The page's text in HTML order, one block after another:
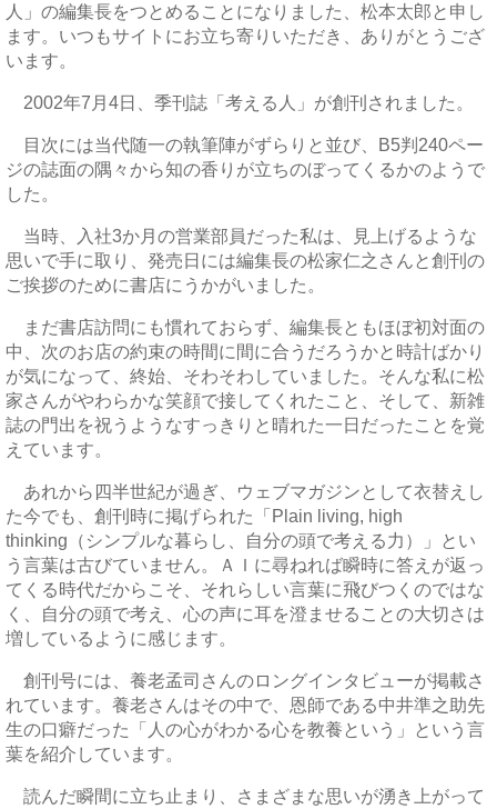
人」の編集長をつとめることになりました、松本太郎と申し
ます。いつもサイトにお立ち寄りいただき、ありがとうござ
います。
2002年7月4日、季刊誌「考える人」が創刊されました。
目次には当代随一の執筆陣がずらりと並び、B5判240ペー
ジの誌面の隅々から知の香りが立ちのぼってくるかのようで
した。
当時、入社3か月の営業部員だった私は、見上げるような
思いで手に取り、発売日には編集長の松家仁之さんと創刊の
ご挨拶のために書店にうかがいました。
まだ書店訪問にも慣れておらず、編集長ともほぼ初対面の
中、次のお店の約束の時間に間に合うだろうかと時計ばかり
が気になって、終始、そわそわしていました。そんな私に松
家さんがやわらかな笑顔で接してくれたこと、そして、新雑
誌の門出を祝うようなすっきりと晴れた一日だったことを覚
えています。
あれから四半世紀が過ぎ、ウェブマガジンとして衣替えし
た今でも、創刊時に掲げられた「Plain living, high
thinking（シンプルな暮らし、自分の頭で考える力）」とい
う言葉は古びていません。ＡＩに尋ねれば瞬時に答えが返っ
てくる時代だからこそ、それらしい言葉に飛びつくのではな
く、自分の頭で考え、心の声に耳を澄ませることの大切さは
増しているように感じます。
創刊号には、養老孟司さんのロングインタビューが掲載さ
れています。養老さんはその中で、恩師である中井準之助先
生の口癖だった「人の心がわかる心を教養という」という言
葉を紹介しています。
読んだ瞬間に立ち止まり、さまざまな思いが湧き上がって